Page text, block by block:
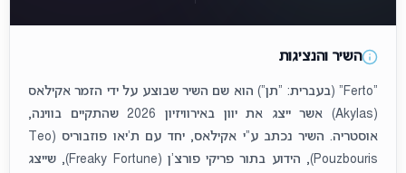
השיר והנציגות
"Ferto" (בעברית: "תן") הוא שם השיר שבוצע על ידי הזמר אקילאס
(Akylas) אשר ייצג את יוון באירוויזיון 2026 שהתקיים בווינה,
אוסטריה. השיר נכתב ע"י אקילאס, יחד עם ת'יאו פוזבוריס (Teo
Pouzbouris), הידוע בתור פריקי פורצ'ן (Freaky Fortune), שייצג